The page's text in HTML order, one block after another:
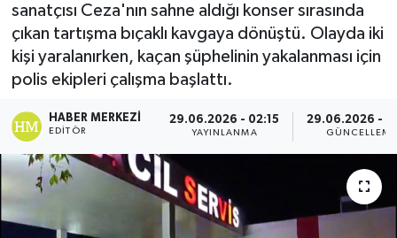
sanatçısı Ceza'nın sahne aldığı konser sırasında
çıkan tartışma bıçaklı kavgaya dönüştü. Olayda iki
kişi yaralanırken, kaçan şüphelinin yakalanması için
polis ekipleri çalışma başlattı.
HABER MERKEZI
EDITÖR
29.06.2026 - 02:15
YAYINLANMA
29.06.2026 -
GÜNCELLEME
Dünya
Eğitim
Ekonomi
Eleman
Emlak
Son Dakika Haberleri
Haber Arşivi